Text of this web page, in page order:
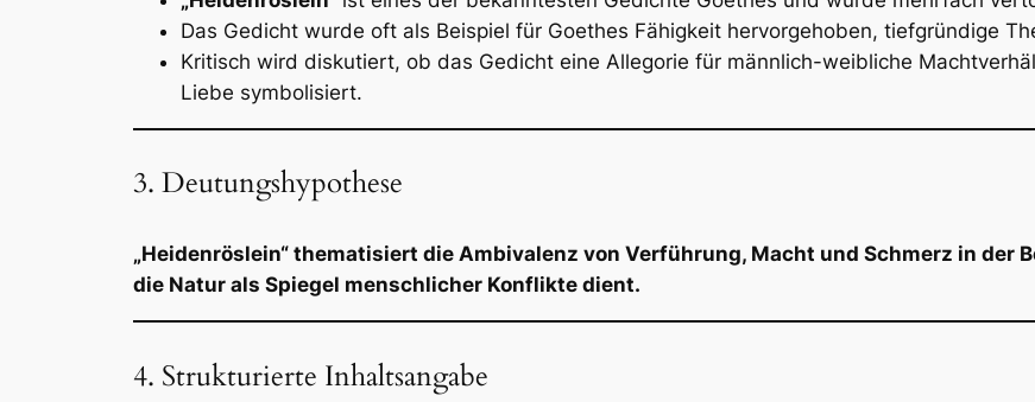
Das Gedicht wurde oft als Beispiel für Goethes Fähigkeit hervorgehoben, tiefgründige
Kritisch wird diskutiert, ob das Gedicht eine Allegorie für männlich-weibliche
Liebe symbolisiert.
3. Deutungshypothese
„Heidenröslein“ thematisiert die Ambivalenz von Verführung, Macht und Schmerz in der
die Natur als Spiegel menschlicher Konflikte dient.
4. Strukturierte Inhaltsangabe